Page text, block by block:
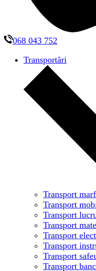
068 043 752
Transportări
Transport
Transport
Transport
Transport
Transport
Transport
Transport
Transport